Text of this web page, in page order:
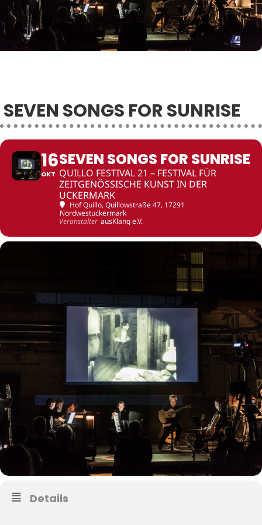
SEVEN SONGS FOR SUNRISE
16
OKT
SEVEN SONGS FOR SUNRISE
QUILLO FESTIVAL 21 – FESTIVAL FÜR
ZEITGENÖSSISCHE KUNST IN DER
UCKERMARK
Hof Quillo, Quillowstraße 47, 17291
Nordwestuckermark
Veranstalter ausKlang e.V.
Details